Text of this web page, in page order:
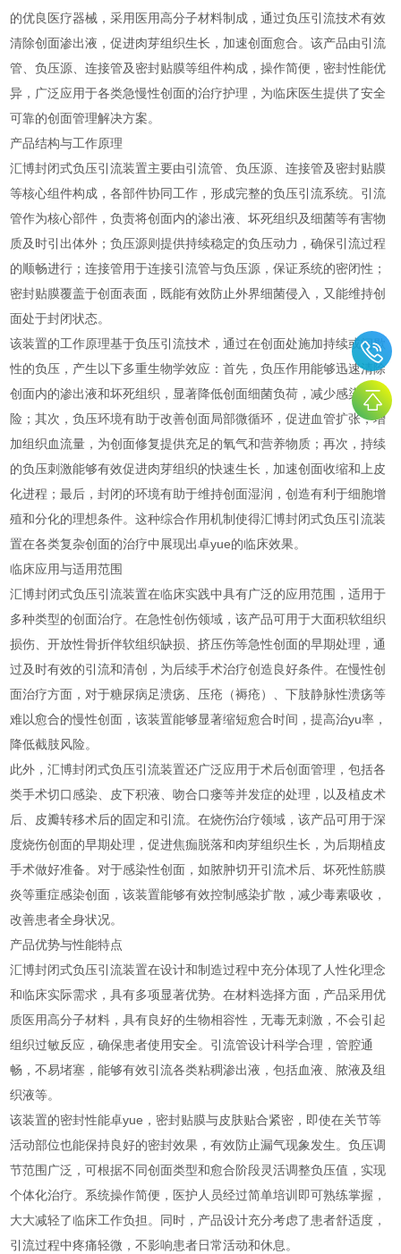
的优良医疗器械，采用医用高分子材料制成，通过负压引流技术有效
清除创面渗出液，促进肉芽组织生长，加速创面愈合。该产品由引流
管、负压源、连接管及密封贴膜等组件构成，操作简便，密封性能优
异，广泛应用于各类急慢性创面的治疗护理，为临床医生提供了安全
可靠的创面管理解决方案。
产品结构与工作原理
汇博封闭式负压引流装置主要由引流管、负压源、连接管及密封贴膜
等核心组件构成，各部件协同工作，形成完整的负压引流系统。引流
管作为核心部件，负责将创面内的渗出液、坏死组织及细菌等有害物
质及时引出体外；负压源则提供持续稳定的负压动力，确保引流过程
的顺畅进行；连接管用于连接引流管与负压源，保证系统的密闭性；
密封贴膜覆盖于创面表面，既能有效防止外界细菌侵入，又能维持创
面处于封闭状态。
该装置的工作原理基于负压引流技术，通过在创面处施加持续或间歇
性的负压，产生以下多重生物学效应：首先，负压作用能够迅速清除
创面内的渗出液和坏死组织，显著降低创面细菌负荷，减少感染风
险；其次，负压环境有助于改善创面局部微循环，促进血管扩张，增
加组织血流量，为创面修复提供充足的氧气和营养物质；再次，持续
的负压刺激能够有效促进肉芽组织的快速生长，加速创面收缩和上皮
化进程；最后，封闭的环境有助于维持创面湿润，创造有利于细胞增
殖和分化的理想条件。这种综合作用机制使得汇博封闭式负压引流装
置在各类复杂创面的治疗中展现出卓yue的临床效果。
临床应用与适用范围
汇博封闭式负压引流装置在临床实践中具有广泛的应用范围，适用于
多种类型的创面治疗。在急性创伤领域，该产品可用于大面积软组织
损伤、开放性骨折伴软组织缺损、挤压伤等急性创面的早期处理，通
过及时有效的引流和清创，为后续手术治疗创造良好条件。在慢性创
面治疗方面，对于糖尿病足溃疡、压疮（褥疮）、下肢静脉性溃疡等
难以愈合的慢性创面，该装置能够显著缩短愈合时间，提高治yu率，
降低截肢风险。
此外，汇博封闭式负压引流装置还广泛应用于术后创面管理，包括各
类手术切口感染、皮下积液、吻合口瘘等并发症的处理，以及植皮术
后、皮瓣转移术后的固定和引流。在烧伤治疗领域，该产品可用于深
度烧伤创面的早期处理，促进焦痂脱落和肉芽组织生长，为后期植皮
手术做好准备。对于感染性创面，如脓肿切开引流术后、坏死性筋膜
炎等重症感染创面，该装置能够有效控制感染扩散，减少毒素吸收，
改善患者全身状况。
产品优势与性能特点
汇博封闭式负压引流装置在设计和制造过程中充分体现了人性化理念
和临床实际需求，具有多项显著优势。在材料选择方面，产品采用优
质医用高分子材料，具有良好的生物相容性，无毒无刺激，不会引起
组织过敏反应，确保患者使用安全。引流管设计科学合理，管腔通
畅，不易堵塞，能够有效引流各类粘稠渗出液，包括血液、脓液及组
织液等。
该装置的密封性能卓yue，密封贴膜与皮肤贴合紧密，即使在关节等
活动部位也能保持良好的密封效果，有效防止漏气现象发生。负压调
节范围广泛，可根据不同创面类型和愈合阶段灵活调整负压值，实现
个体化治疗。系统操作简便，医护人员经过简单培训即可熟练掌握，
大大减轻了临床工作负担。同时，产品设计充分考虑了患者舒适度，
引流过程中疼痛轻微，不影响患者日常活动和休息。